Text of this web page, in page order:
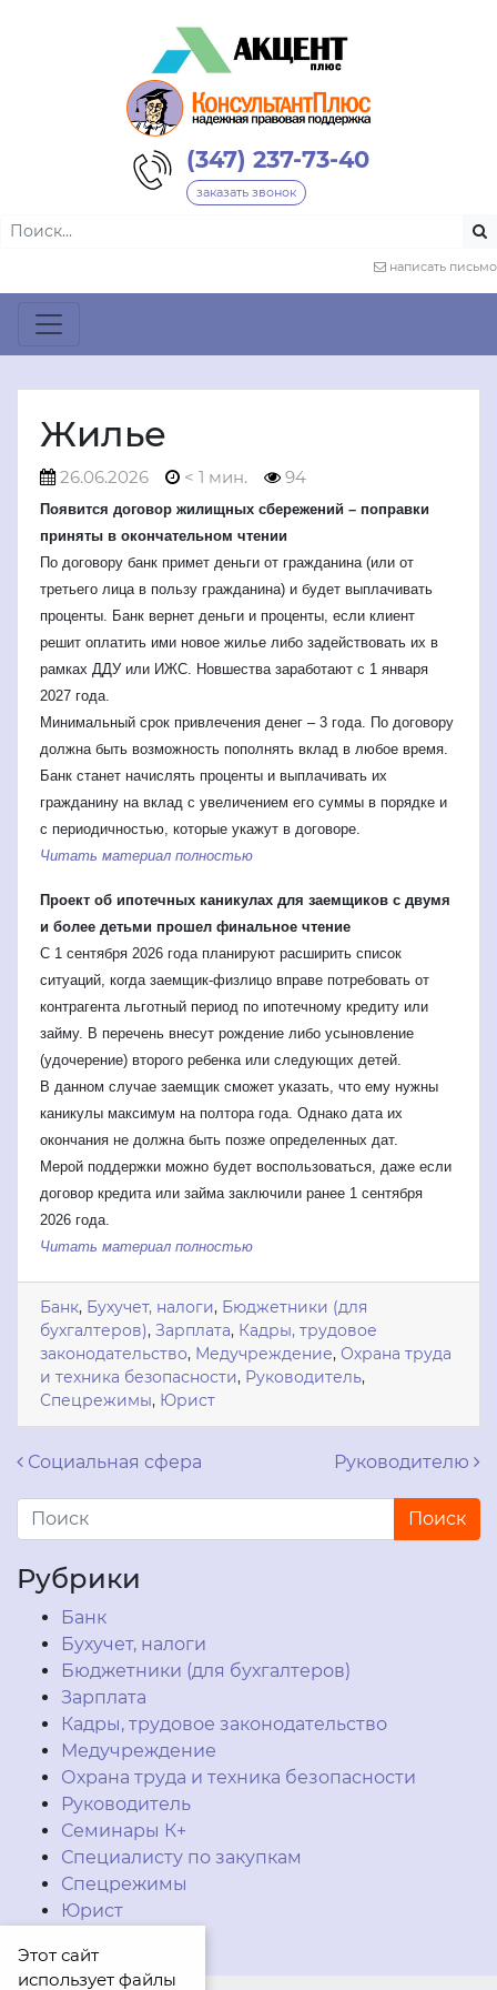
(347) 237-73-40
заказать звонок
написать письмо
Жилье
26.06.2026 < 1 мин. 94
Появится договор жилищных сбережений – поправки
приняты в окончательном чтении
По договору банк примет деньги от гражданина (или от
третьего лица в пользу гражданина) и будет выплачивать
проценты. Банк вернет деньги и проценты, если клиент
решит оплатить ими новое жилье либо задействовать их в
рамках ДДУ или ИЖС. Новшества заработают с 1 января
2027 года.
Минимальный срок привлечения денег – 3 года. По договору
должна быть возможность пополнять вклад в любое время.
Банк станет начислять проценты и выплачивать их
гражданину на вклад с увеличением его суммы в порядке и
с периодичностью, которые укажут в договоре.
Читать материал полностью
Проект об ипотечных каникулах для заемщиков с двумя
и более детьми прошел финальное чтение
С 1 сентября 2026 года планируют расширить список
ситуаций, когда заемщик-физлицо вправе потребовать от
контрагента льготный период по ипотечному кредиту или
займу. В перечень внесут рождение либо усыновление
(удочерение) второго ребенка или следующих детей.
В данном случае заемщик сможет указать, что ему нужны
каникулы максимум на полтора года. Однако дата их
окончания не должна быть позже определенных дат.
Мерой поддержки можно будет воспользоваться, даже если
договор кредита или займа заключили ранее 1 сентября
2026 года.
Читать материал полностью
Банк, Бухучет, налоги, Бюджетники (для
бухгалтеров), Зарплата, Кадры, трудовое
законодательство, Медучреждение, Охрана труда
и техника безопасности, Руководитель,
Спецрежимы, Юрист
Навигация по записям
Социальная сфера Руководителю
Рубрики
Банк
Бухучет, налоги
Бюджетники (для бухгалтеров)
Зарплата
Кадры, трудовое законодательство
Медучреждение
Охрана труда и техника безопасности
Руководитель
Семинары К+
Специалисту по закупкам
Спецрежимы
Юрист
Этот сайт
использует файлы